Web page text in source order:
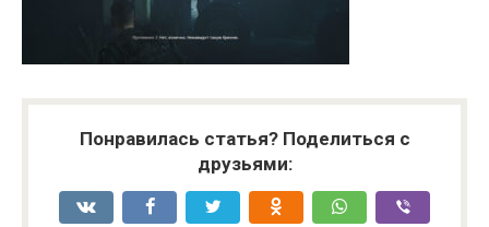
Понравилась статья? Поделиться с
друзьями: